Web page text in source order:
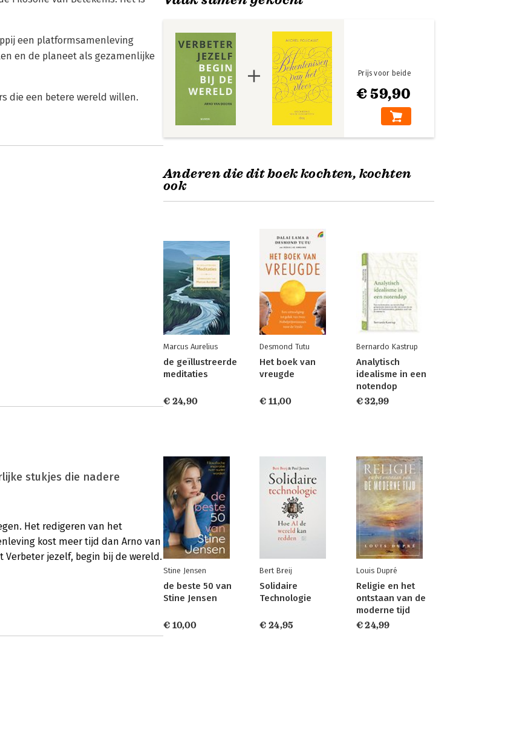
een platformsamenleving
en de planeet als gezamenlijke
die een betere wereld willen.
stukjes die nadere
Het redigeren van het
kost meer tijd dan Arno van
Verbeter jezelf, begin bij de wereld.
€ 59,90
Prijs voor beide
Anderen die dit boek kochten, kochten
ook
Marcus Aurelius
de geïllustreerde
meditaties
€ 24,90
Desmond Tutu
Het boek van
vreugde
€ 11,00
Bernardo Kastrup
Analytisch
idealisme in een
notendop
€ 32,99
Stine Jensen
de beste 50 van
Stine Jensen
€ 10,00
Bert Breij
Solidaire
Technologie
€ 24,95
Louis Dupré
Religie en het
ontstaan van de
moderne tijd
€ 24,99